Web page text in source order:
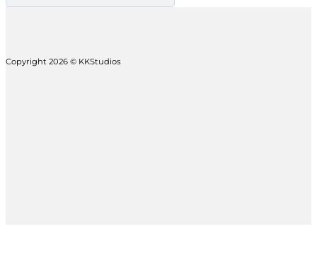
Copyright 2026 © KKStudios